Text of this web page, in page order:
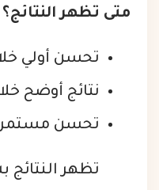
متى تظهر النتائج؟
تحسن أولي خلال 1–2
نتائج أوضح
تحسن مستمر
تظهر